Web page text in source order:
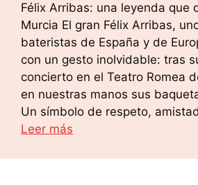
Félix Arribas: una leyenda que
Murcia El gran Félix Arribas,
bateristas de España y de
con un gesto inolvidable: tras
concierto en el Teatro Romea
en nuestras manos sus
Un símbolo de respeto,
Leer más